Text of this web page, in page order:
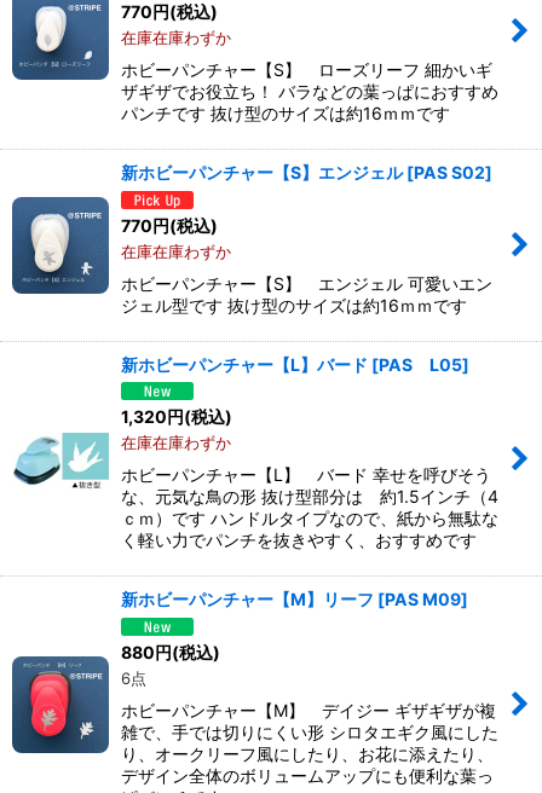
770円(税込)
在庫在庫わずか
ホビーパンチャー【S】 ローズリーフ 細かいギ
ザギザでお役立ち！ バラなどの葉っぱにおすすめ
パンチです 抜け型のサイズは約16ｍｍです
新ホビーパンチャー【S】エンジェル [PAS S02]
770円(税込)
在庫在庫わずか
ホビーパンチャー【S】 エンジェル 可愛いエン
ジェル型です 抜け型のサイズは約16ｍｍです
新ホビーパンチャー【L】バード [PAS L05]
1,320円(税込)
在庫在庫わずか
ホビーパンチャー【L】 バード 幸せを呼びそう
な、元気な鳥の形 抜け型部分は 約1.5インチ（4
ｃｍ）です ハンドルタイプなので、紙から無駄な
く軽い力でパンチを抜きやすく、おすすめです
新ホビーパンチャー【M】リーフ [PAS M09]
880円(税込)
6点
ホビーパンチャー【M】 デイジー ギザギザが複
雑で、手では切りにくい形 シロタエギク風にした
り、オークリーフ風にしたり、お花に添えたり、
デザイン全体のボリュームアップにも便利な葉っ